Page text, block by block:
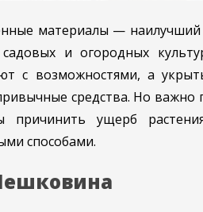
материалы — наилучший
и огородных
с возможностями, а
средства. Но
причинить ущерб
способами.